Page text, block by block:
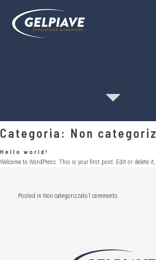
Categoria: Non
Hello world!
Welcome to WordPress. This is your first post. Edit or delete
Posted in Non categorizzato1 commento